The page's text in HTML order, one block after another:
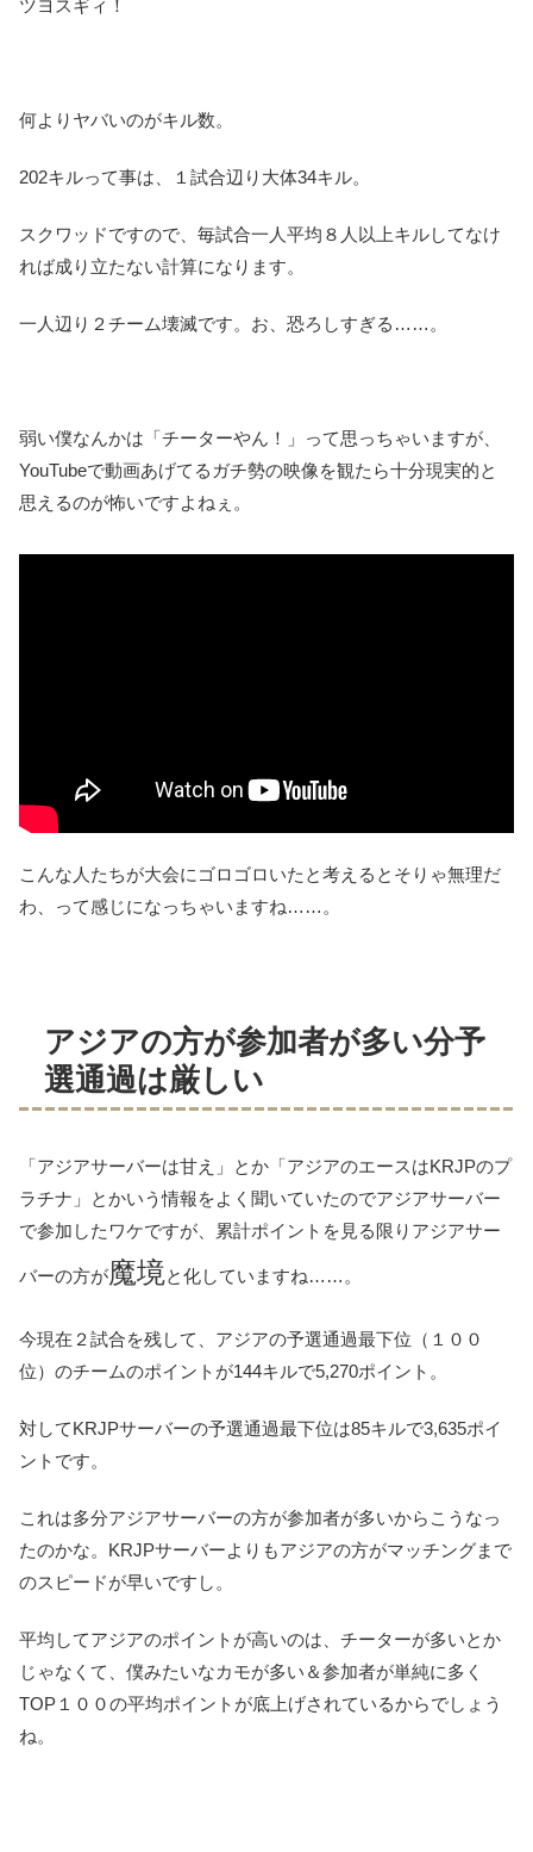
ツヨスギィ！
何よりヤバいのがキル数。
202キルって事は、１試合辺り大体34キル。
スクワッドですので、毎試合一人平均８人以上キルしてなけ
れば成り立たない計算になります。
一人辺り２チーム壊滅です。お、恐ろしすぎる……。
弱い僕なんかは「チーターやん！」って思っちゃいますが、
YouTubeで動画あげてるガチ勢の映像を観たら十分現実的と
思えるのが怖いですよねぇ。
こんな人たちが大会にゴロゴロいたと考えるとそりゃ無理だ
わ、って感じになっちゃいますね……。
アジアの方が参加者が多い分予
選通過は厳しい
「アジアサーバーは甘え」とか「アジアのエースはKRJPのプ
ラチナ」とかいう情報をよく聞いていたのでアジアサーバー
で参加したワケですが、累計ポイントを見る限りアジアサー
バーの方が魔境と化していますね……。
今現在２試合を残して、アジアの予選通過最下位（１００
位）のチームのポイントが144キルで5,270ポイント 。
対してKRJPサーバーの予選通過最下位は85キルで3,635ポイ
ント です。
これは多分アジアサーバーの方が参加者が多いからこうなっ
たのかな。KRJPサーバーよりもアジアの方がマッチングまで
のスピードが早いですし。
平均してアジアのポイントが高いのは、チーターが多いとか
じゃなくて、僕みたいなカモが多い＆参加者が単純に多く
TOP１００の平均ポイントが底上げされているからでしょう
ね。